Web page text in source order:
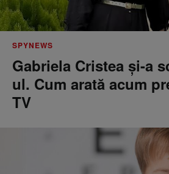
SPYNEWS
Gabriela Cristea și-a
ul. Cum arată acum
TV